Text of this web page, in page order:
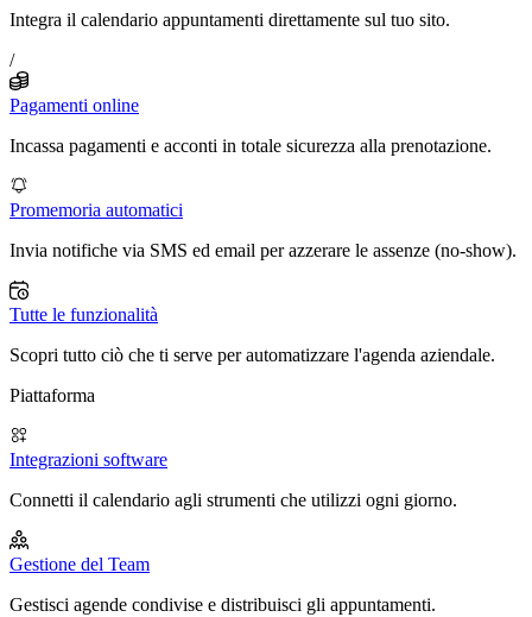
Integra il calendario appuntamenti direttamente sul tuo sito.
/
Pagamenti online
Incassa pagamenti e acconti in totale sicurezza alla prenotazione.
Promemoria automatici
Invia notifiche via SMS ed email per azzerare le assenze (no-show).
Tutte le funzionalità
Scopri tutto ciò che ti serve per automatizzare l'agenda aziendale.
Piattaforma
Integrazioni software
Connetti il calendario agli strumenti che utilizzi ogni giorno.
Gestione del Team
Gestisci agende condivise e distribuisci gli appuntamenti.